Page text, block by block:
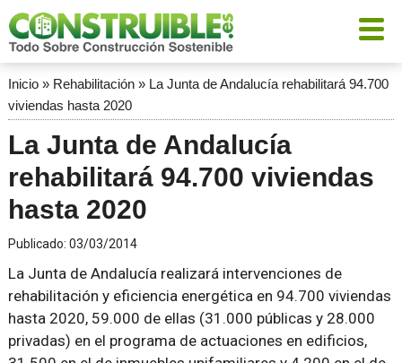
Inicio» Rehabilitación» La Junta de Andalucía rehabilitará 94.700
viviendas hasta 2020
La Junta de Andalucía
rehabilitará 94.700 viviendas
hasta 2020
Publicado: 03/03/2014
La Junta de Andalucía realizará intervenciones de
rehabilitación y eficiencia energética en 94.700 viviendas
hasta 2020, 59.000 de ellas (31.000 públicas y 28.000
privadas) en el programa de actuaciones en edificios,